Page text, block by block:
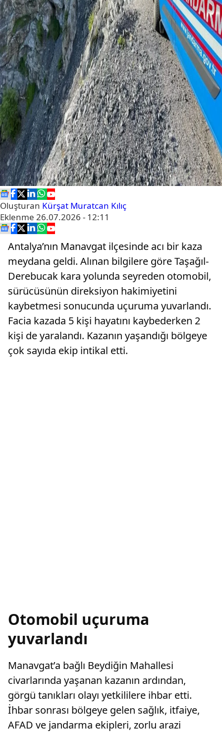
Oluşturan Kürşat Muratcan Kılıç
Eklenme 26.07.2026 - 12:11
Antalya’nın Manavgat ilçesinde acı bir kaza
meydana geldi. Alınan bilgilere göre Taşağıl-
Derebucak kara yolunda seyreden otomobil,
sürücüsünün direksiyon hakimiyetini
kaybetmesi sonucunda uçuruma yuvarlandı.
Facia kazada 5 kişi hayatını kaybederken 2
kişi de yaralandı. Kazanın yaşandığı bölgeye
çok sayıda ekip intikal etti.
Otomobil uçuruma
yuvarlandı
Manavgat’a bağlı Beydiğin Mahallesi
civarlarında yaşanan kazanın ardından,
görgü tanıkları olayı yetkililere ihbar etti.
İhbar sonrası bölgeye gelen sağlık, itfaiye,
AFAD ve jandarma ekipleri, zorlu arazi